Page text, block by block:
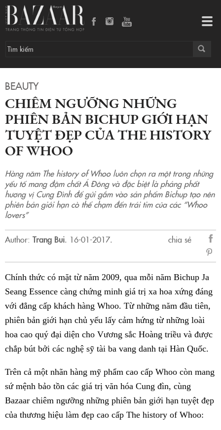
BEAUTY
CHIÊM NGƯỠNG NHỮNG
PHIÊN BẢN BICHUP GIỚI HẠN
TUYỆT ĐẸP CỦA THE HISTORY
OF WHOO
Hàng năm The history of Whoo luôn chọn ra một trong những
yếu tố mang đậm chất Á Đông và đặc biệt là phảng phất
hương vị Cung Đình để gửi gắm vào sản phẩm Bichup tạo nên
phiên bản giới hạn cò thể chạm đến trái tim của các “Whoo
lovers”
Author: Trang Bui. 16-01-2017.
chia sẻ
sẻ
Chính thức có mặt từ năm 2009, qua mỗi năm Bichup Ja
Seang Essence càng chứng minh giá trị xa hoa xứng đáng
với đẳng cấp khách hàng Whoo. Từ những năm đầu tiên,
phiên bản giới hạn chủ yếu lấy cảm hứng từ những loài
hoa cao quý đại diện cho Vương sắc Hoàng triều và được
chắp bút bởi các nghệ sỹ tài ba vang danh tại Hàn Quốc.
Trên cả một nhãn hàng mỹ phẩm cao cấp Whoo còn mang
sứ mệnh bảo tồn các giá trị văn hóa Cung đìn, cùng
Bazaar chiêm ngưỡng những phiên bản giới hạn tuyệt đẹp
của thương hiệu làm đẹp cao cấp The history of Whoo: